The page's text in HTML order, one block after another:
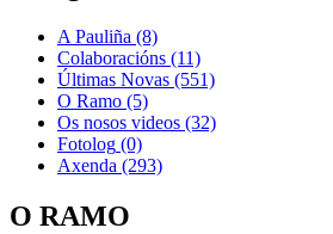
A Pauliña (8)
Colaboracións (11)
Últimas Novas (551)
O Ramo (5)
Os nosos videos (32)
Fotolog (0)
Axenda (293)
O RAMO